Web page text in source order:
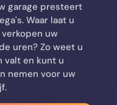
garage presteert
Waar laat u
uw
uren? Zo weet u
valt en kunt u
nemen voor uw